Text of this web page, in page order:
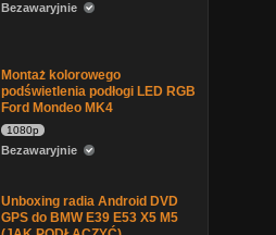
Bezawaryjnie
Montaż kolorowego
podświetlenia podłogi LED RGB
Ford Mondeo MK4
1080p
Bezawaryjnie
Unboxing radia Android DVD
GPS do BMW E39 E53 X5 M5